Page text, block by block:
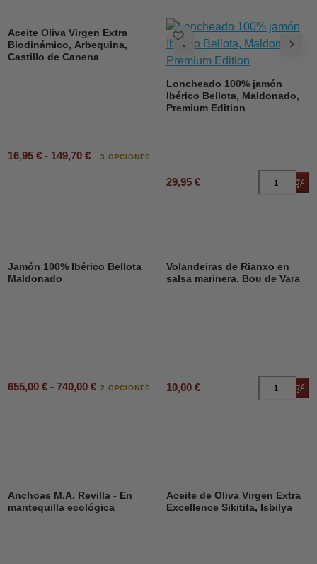
DESCUENTO
Aceite Oliva Virgen Extra
Biodinámico, Arbequina,
Castillo de Canena
16,95 € - 149,70 € 3 OPCIONES
Loncheado 100% jamón
Ibérico Bellota, Maldonado,
Premium Edition
29,95 €
Jamón 100% Ibérico Bellota
Maldonado
655,00 € - 740,00 € 2 OPCIONES
DESCUENTO23%
Volandeiras de Rianxo en
salsa marinera, Bou de Vara
10,00 €
Anchoas M.A. Revilla - En
mantequilla ecológica
Aceite de Oliva Virgen Extra
Excellence Sikitita, Isbilya